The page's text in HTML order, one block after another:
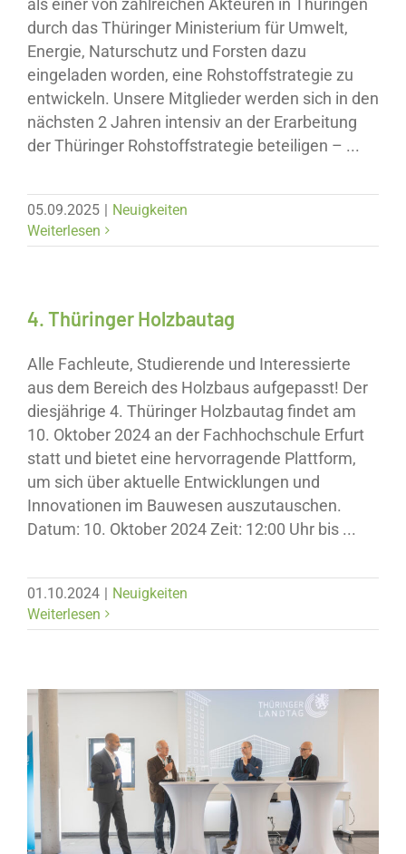
durch das Thüringer Ministerium für Umwelt,
Energie, Naturschutz und Forsten dazu
eingeladen worden, eine Rohstoffstrategie zu
entwickeln. Unsere Mitglieder werden sich in den
nächsten 2 Jahren intensiv an der Erarbeitung
der Thüringer Rohstoffstrategie beteiligen – ...
05.09.2025 | Neuigkeiten
Weiterlesen
4. Thüringer Holzbautag
Alle Fachleute, Studierende und Interessierte
aus dem Bereich des Holzbaus aufgepasst! Der
diesjährige 4. Thüringer Holzbautag findet am
10. Oktober 2024 an der Fachhochschule Erfurt
statt und bietet eine hervorragende Plattform,
um sich über aktuelle Entwicklungen und
Innovationen im Bauwesen auszutauschen.
Datum: 10. Oktober 2024 Zeit: 12:00 Uhr bis ...
01.10.2024 | Neuigkeiten
Weiterlesen
Neuigkeiten